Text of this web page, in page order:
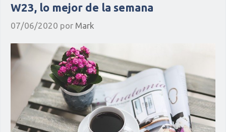
W23, lo mejor de la semana
07/06/2020 por Mark